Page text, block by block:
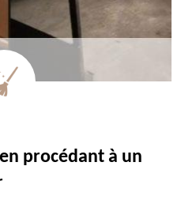
procédant à un